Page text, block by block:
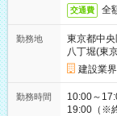
交通費 全
勤務地
東京都中央
八丁堀(東
建設業
勤務時間
10:00～
19:00（※